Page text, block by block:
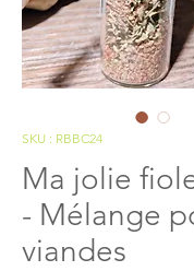
SKU : RBBC24
Ma jolie
- Mélange
viandes